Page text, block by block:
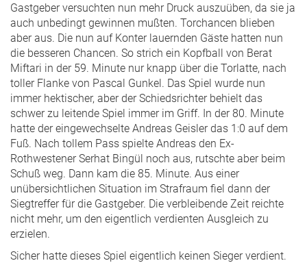
Gastgeber versuchten nun mehr Druck auszuüben, da sie ja
auch unbedingt gewinnen mußten. Torchancen blieben
aber aus. Die nun auf Konter lauernden Gäste hatten nun
die besseren Chancen. So strich ein Kopfball von Berat
Miftari in der 59. Minute nur knapp über die Torlatte, nach
toller Flanke von Pascal Gunkel. Das Spiel wurde nun
immer hektischer, aber der Schiedsrichter behielt das
schwer zu leitende Spiel immer im Griff. In der 80. Minute
hatte der eingewechselte Andreas Geisler das 1:0 auf dem
Fuß. Nach tollem Pass spielte Andreas den Ex-
Rothwestener Serhat Bingül noch aus, rutschte aber beim
Schuß weg. Dann kam die 85. Minute. Aus einer
unübersichtlichen Situation im Strafraum fiel dann der
Siegtreffer für die Gastgeber. Die verbleibende Zeit reichte
nicht mehr, um den eigentlich verdienten Ausgleich zu
erzielen.
Sicher hatte dieses Spiel eigentlich keinen Sieger verdient.